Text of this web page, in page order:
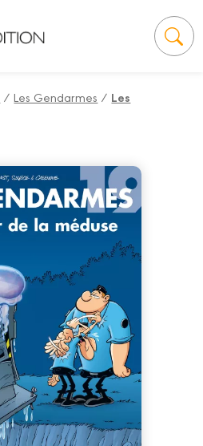
/Les Gendarmes / Les